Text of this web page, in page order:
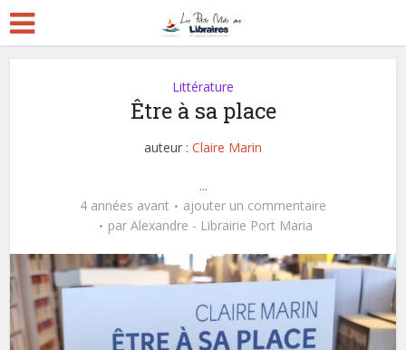
Littérature
Être à sa place
auteur : Claire Marin
...
4 années avant
ajouter un commentaire
par Alexandre - Librairie Port Maria